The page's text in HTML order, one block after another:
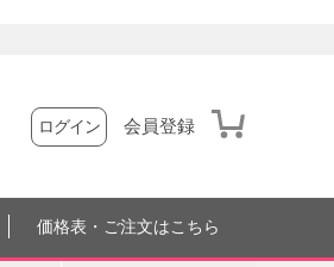
ログイン 会員登録
価格表・ご注文はこちら